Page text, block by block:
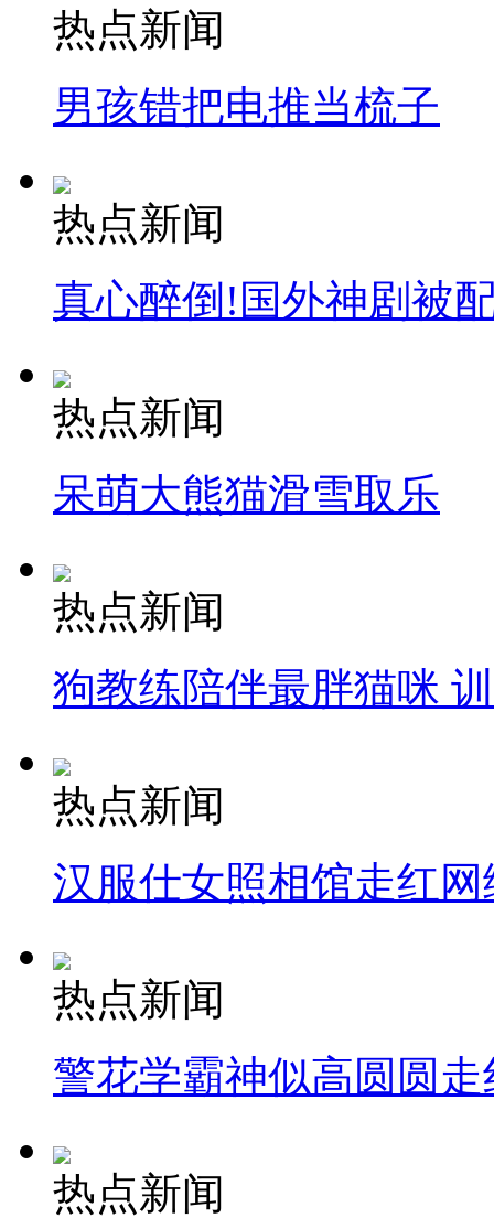
热点新闻
男孩错把电推当梳子
热点新闻
真心醉倒!国外神剧被
热点新闻
呆萌大熊猫滑雪取乐
热点新闻
狗教练陪伴最胖猫咪
热点新闻
汉服仕女照相馆走红网
热点新闻
警花学霸神似高圆圆走
热点新闻